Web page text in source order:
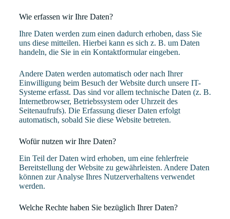
Wie erfassen wir Ihre Daten?
Ihre Daten werden zum einen dadurch erhoben, dass Sie
uns diese mitteilen. Hierbei kann es sich z. B. um Daten
handeln, die Sie in ein Kontaktformular eingeben.
Andere Daten werden automatisch oder nach Ihrer
Einwilligung beim Besuch der Website durch unsere IT-
Systeme erfasst. Das sind vor allem technische Daten (z. B.
Internetbrowser, Betriebssystem oder Uhrzeit des
Seitenaufrufs). Die Erfassung dieser Daten erfolgt
automatisch, sobald Sie diese Website betreten.
Wofür nutzen wir Ihre Daten?
Ein Teil der Daten wird erhoben, um eine fehlerfreie
Bereitstellung der Website zu gewährleisten. Andere Daten
können zur Analyse Ihres Nutzerverhaltens verwendet
werden.
Welche Rechte haben Sie bezüglich Ihrer Daten?